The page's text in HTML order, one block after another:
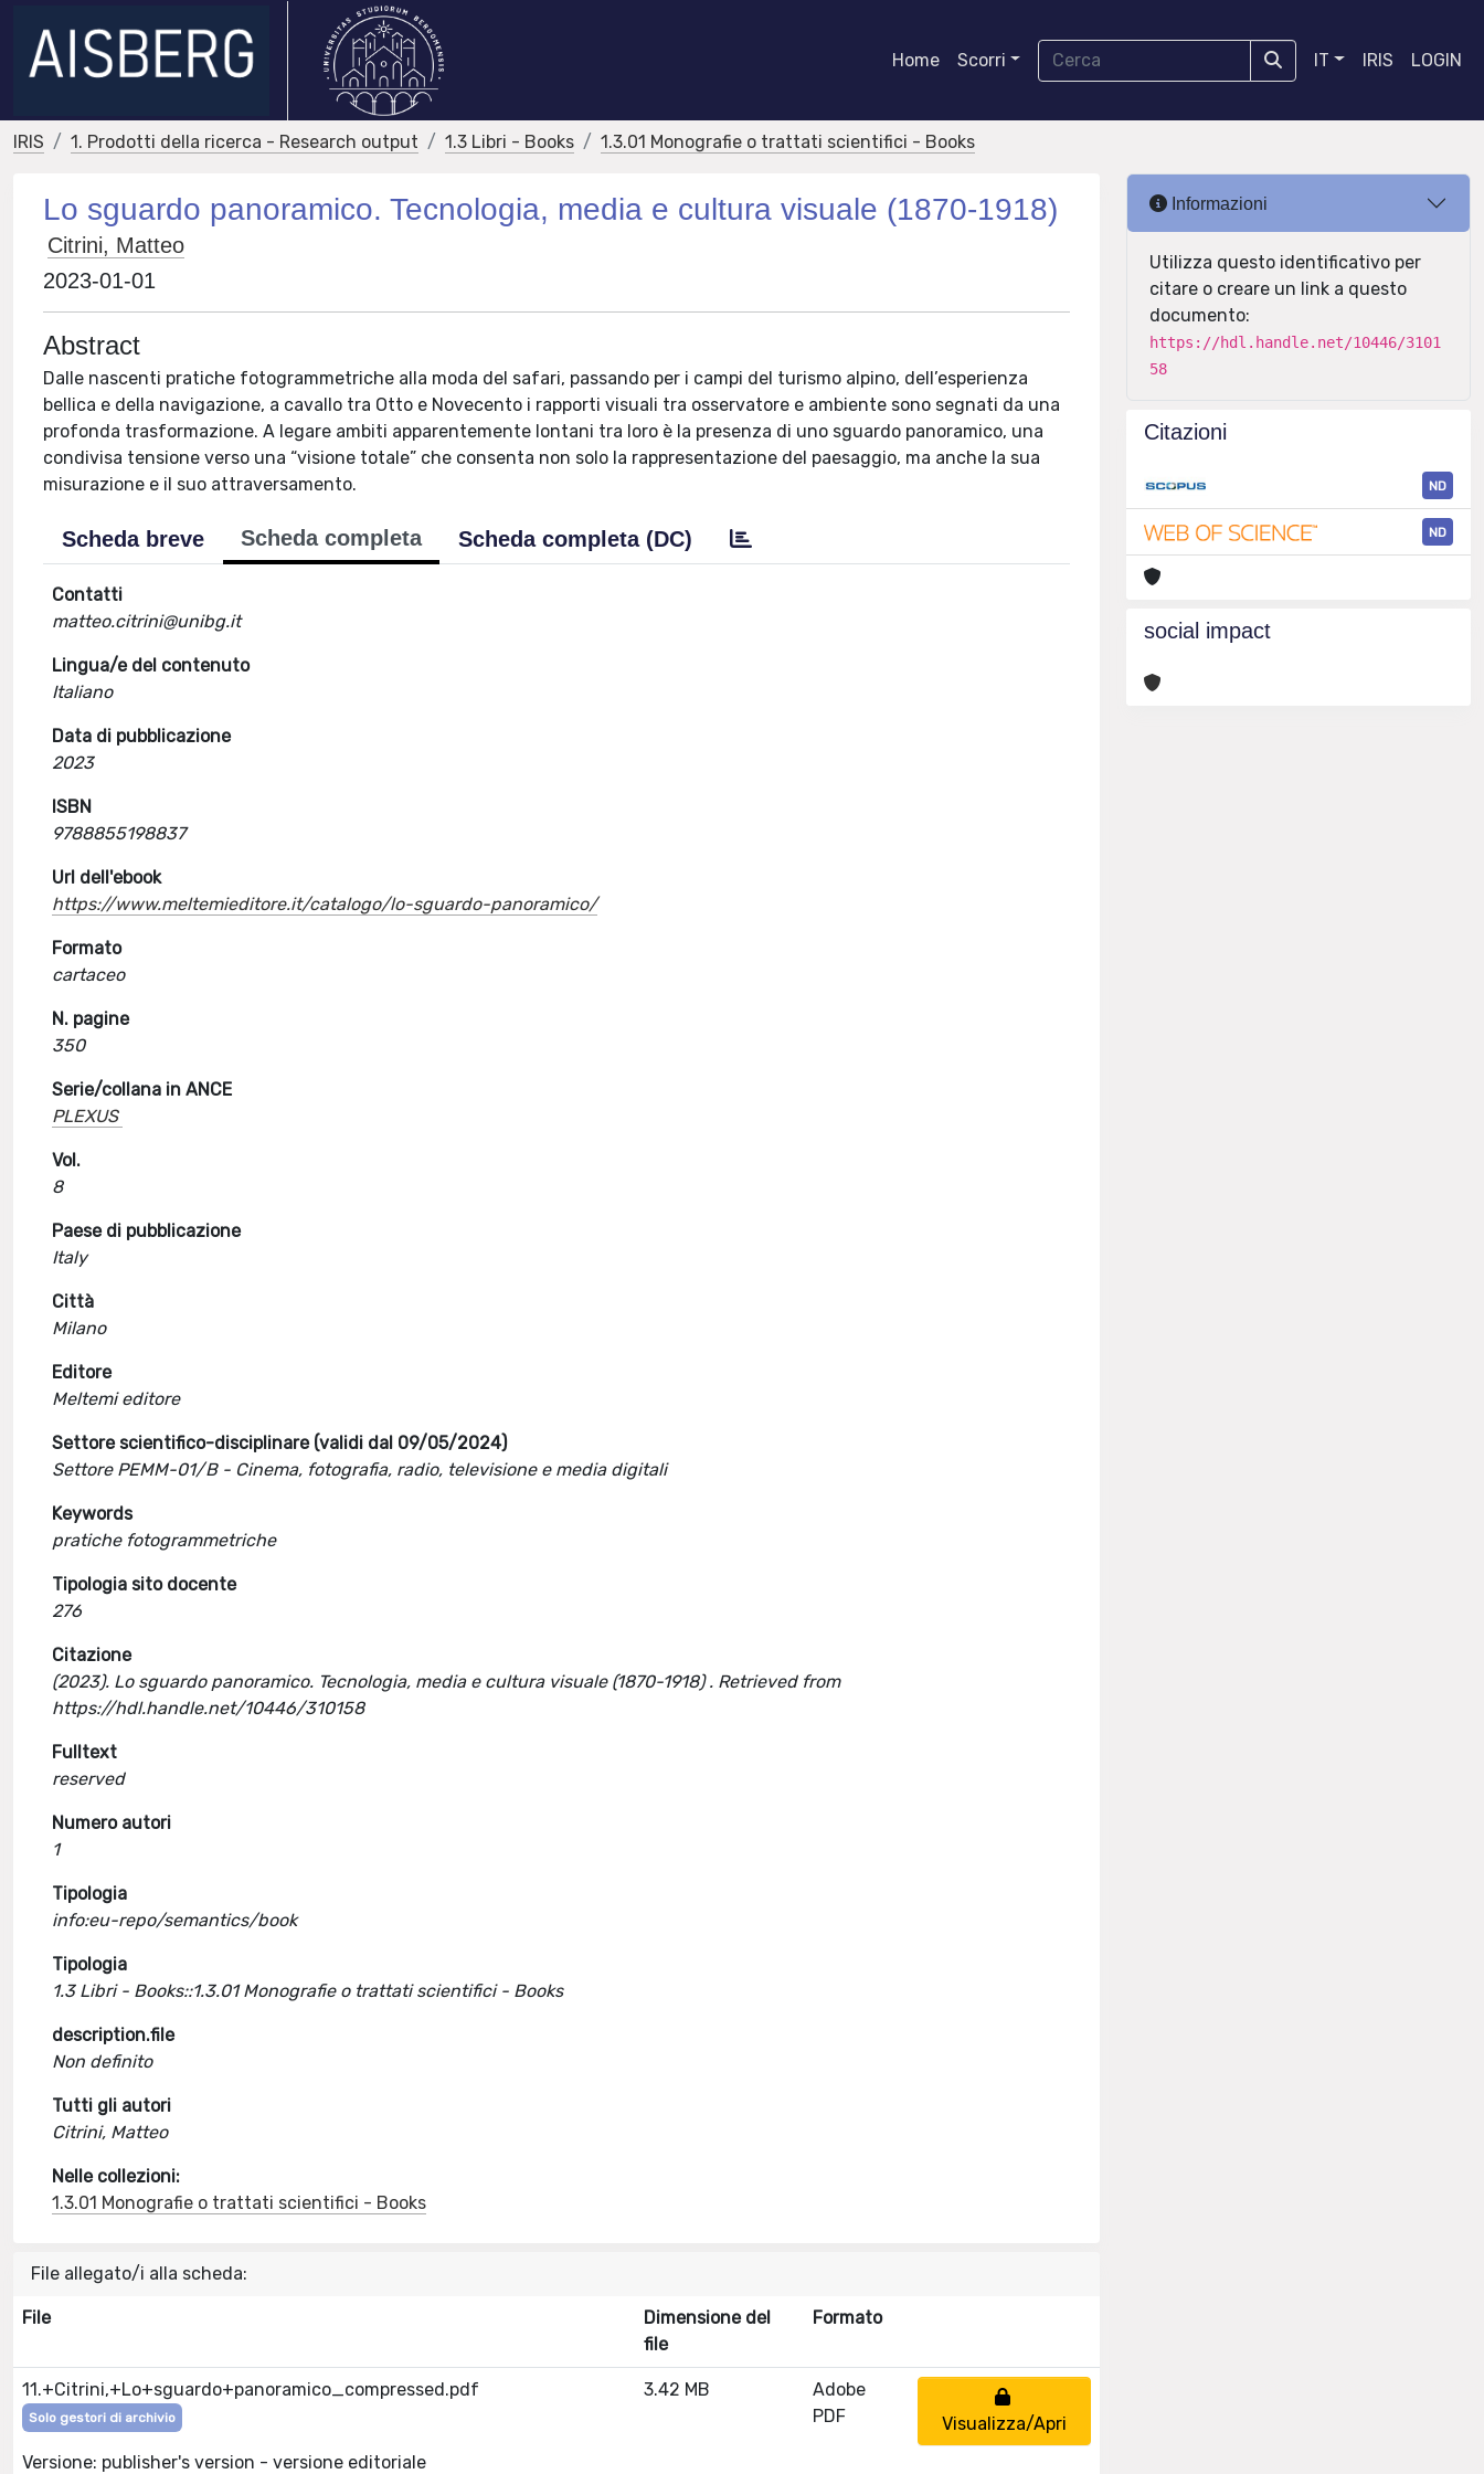
Home Scorri IT IRIS LOGIN
IRIS 1. Prodotti della ricerca - Research output 1.3 Libri - Books 1.3.01 Monografie o trattati scientifici - Books
Lo sguardo panoramico. Tecnologia, media e cultura visuale (1870-1918)
Citrini, Matteo
2023-01-01
Abstract
Dalle nascenti pratiche fotogrammetriche alla moda del safari, passando per i campi del turismo alpino, dell’esperienza
bellica e della navigazione, a cavallo tra Otto e Novecento i rapporti visuali tra osservatore e ambiente sono segnati da una
profonda trasformazione. A legare ambiti apparentemente lontani tra loro è la presenza di uno sguardo panoramico, una
condivisa tensione verso una “visione totale” che consenta non solo la rappresentazione del paesaggio, ma anche la sua
misurazione e il suo attraversamento.
Scheda breve Scheda completa Scheda completa (DC)
Contatti
matteo.citrini@unibg.it
Lingua/e del contenuto
Italiano
Data di pubblicazione
2023
ISBN
9788855198837
Url dell'ebook
https://www.meltemieditore.it/catalogo/lo-sguardo-panoramico/
Formato
cartaceo
N. pagine
350
Serie/collana in ANCE
PLEXUS
Vol.
8
Paese di pubblicazione
Italy
Città
Milano
Editore
Meltemi editore
Settore scientifico-disciplinare (validi dal 09/05/2024)
Settore PEMM-01/B - Cinema, fotografia, radio, televisione e media digitali
Keywords
pratiche fotogrammetriche
Tipologia sito docente
276
Citazione
(2023). Lo sguardo panoramico. Tecnologia, media e cultura visuale (1870-1918) . Retrieved from
https://hdl.handle.net/10446/310158
Fulltext
reserved
Numero autori
1
Tipologia
info:eu-repo/semantics/book
Tipologia
1.3 Libri - Books::1.3.01 Monografie o trattati scientifici - Books
description.file
Non definito
Tutti gli autori
Citrini, Matteo
Nelle collezioni:
1.3.01 Monografie o trattati scientifici - Books
File allegato/i alla scheda:
File
Dimensione del
file
Formato
11.+Citrini,+Lo+sguardo+panoramico_compressed.pdf
Solo gestori di archivio
Versione: publisher's version - versione editoriale
3.42 MB
Adobe
PDF
Visualizza/Apri
Informazioni
Utilizza questo identificativo per
citare o creare un link a questo
documento:
https://hdl.handle.net/10446/3101
58
Citazioni
ND
ND
social impact